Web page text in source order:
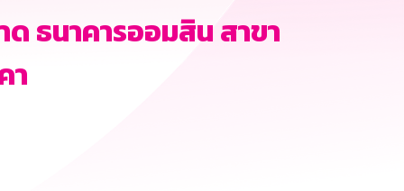
ด ธนาคารออมสิน สาขา
า